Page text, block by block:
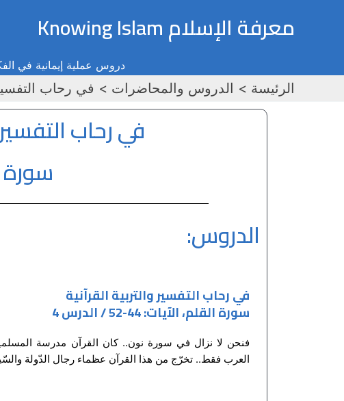
معرفة الإسلام Knowing Islam
دروس عملية إيمانية في
الرئيسة الدروس والمحاضرات في رحاب التفسير
في رحاب التفسير
سورة
الدروس:
في رحاب التفسير والتربية القرآنية
سورة القلم، الآيات: 44-52 / الدرس 4
فنحن لا نزال في سورة نون.. كان القرآن مدرسة
العرب فقط.. تخرّج من هذا القرآن عظماء رجال الدّولة